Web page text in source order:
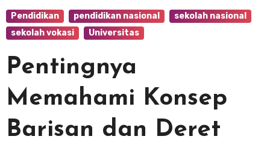
Pendidikan pendidikan nasional
sekolah nasional
sekolah vokasi
Universitas
Pentingnya
Memahami Konsep
Barisan dan Deret